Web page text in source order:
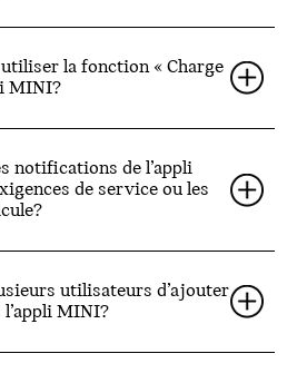
la fonction « Charge
MINI?
notifications de l’appli
de service ou les
utilisateurs d’ajouter
l’appli MINI?